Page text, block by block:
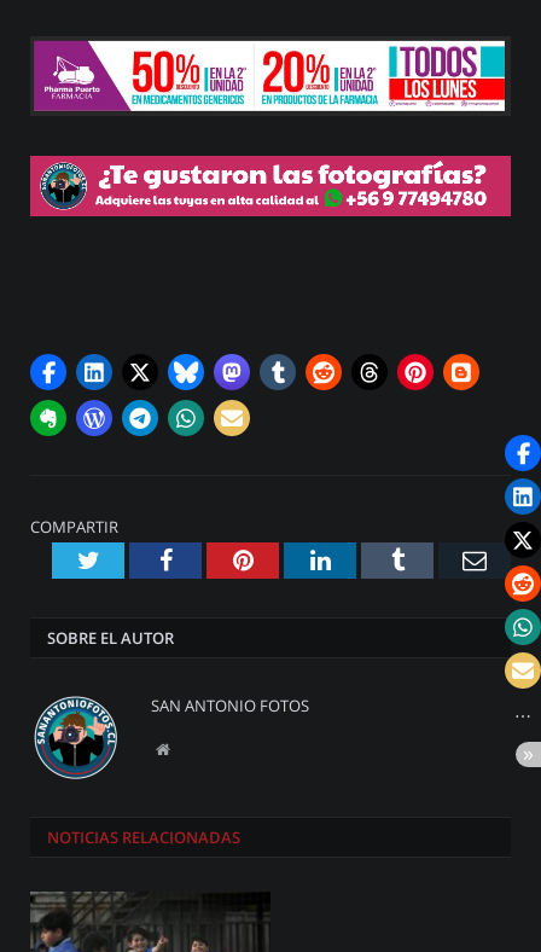
COMPARTIR
TwitterFacebookPinterestLinkedInTumblr
SOBRE EL AUTOR
SAN ANTONIO FOTOS
Website
NOTICIAS RELACIONADAS